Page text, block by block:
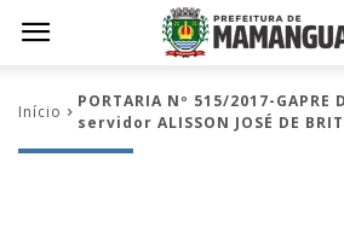
Início
PORTARIA Nº 515/2017-
servidor ALISSON JOSÉ DE